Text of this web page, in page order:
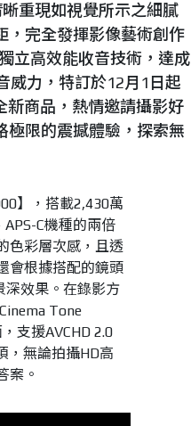
重現如視覺所示之細膩
，完全發揮影像藝術創作
立高效能收音技術，達成
威力，特訂於12月1日起
新商品，熱情邀請攝影好
極限的震撼體驗，探索無
】，搭載2,430萬
C機種的兩倍
色彩層次感，且透
會根據搭配的鏡頭
深效果。在錄影方
Tone
支援AVCHD 2.0
，無論拍攝HD高
案。